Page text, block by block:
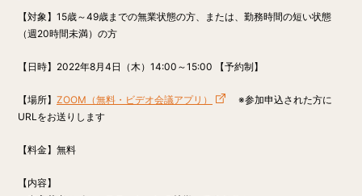
【対象】15歳～49歳までの無業状態の方、または、勤務時間の短い状態
（週20時間未満）の方
【日時】 2022年8月4日（木）14:00～15:00 【予約制】
【場所】 ZOOM（無料・ビデオ会議アプリ）
※参加申込された方に
URLをお送りします
【料金】 無料
【内容】